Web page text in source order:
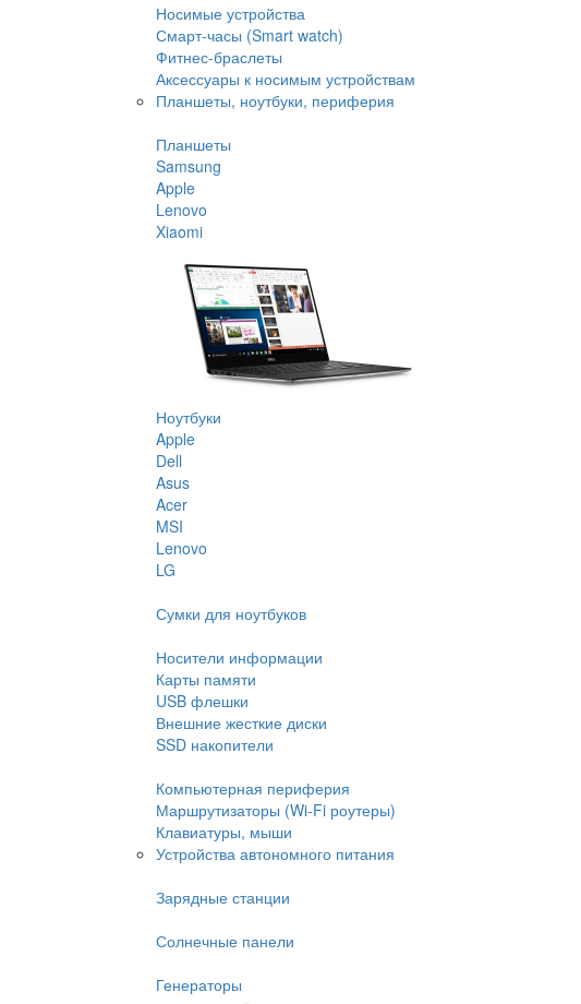
Носимые устройства
Смарт-часы (Smart watch)
Фитнес-браслеты
Аксессуары к носимым устройствам
Планшеты, ноутбуки, периферия
Планшеты
Samsung
Apple
Lenovo
Xiaomi
Ноутбуки
Apple
Dell
Asus
Acer
MSI
Lenovo
LG
Сумки для ноутбуков
Носители информации
Карты памяти
USB флешки
Внешние жесткие диски
SSD накопители
Компьютерная периферия
Маршрутизаторы (Wi-Fi роутеры)
Клавиатуры, мыши
Устройства автономного питания
Зарядные станции
Солнечные панели
Генераторы